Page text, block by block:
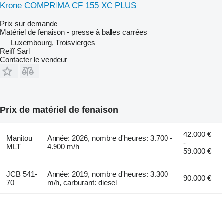
Krone COMPRIMA CF 155 XC PLUS
Prix sur demande
Matériel de fenaison - presse à balles carrées
Luxembourg, Troisvierges
Reiff Sarl
Contacter le vendeur
Prix de matériel de fenaison
Manitou
MLT
Année: 2026, nombre d'heures: 3.700 -
4.900 m/h
42.000 €
-
59.000 €
JCB 541-
70
Année: 2019, nombre d'heures: 3.300
m/h, carburant: diesel
90.000 €